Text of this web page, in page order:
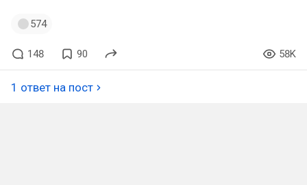
574
148 90 58K
1 ответ на пост